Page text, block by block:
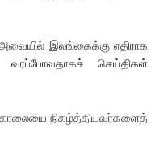
இலங்கைக்கு எதிராக
செய்திகள்
நிகழ்த்தியவர்களைத்